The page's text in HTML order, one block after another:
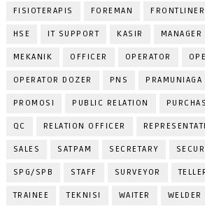
FISIOTERAPIS FOREMAN FRONTLINER
HSE IT SUPPORT KASIR MANAGER
MEKANIK OFFICER OPERATOR
OPERATOR DOZER PNS PRAMUNIAGA
PROMOSI PUBLIC RELATION
QC RELATION OFFICER
SALES SATPAM SECRETARY
SPG/SPB STAFF SURVEYOR
TRAINEE TEKNISI WAITER WELDER